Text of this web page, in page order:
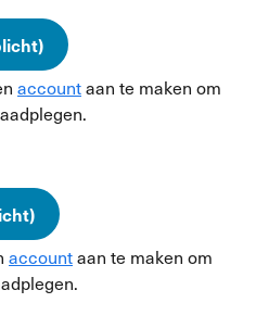
accountaan te maken om
accountaan te maken om